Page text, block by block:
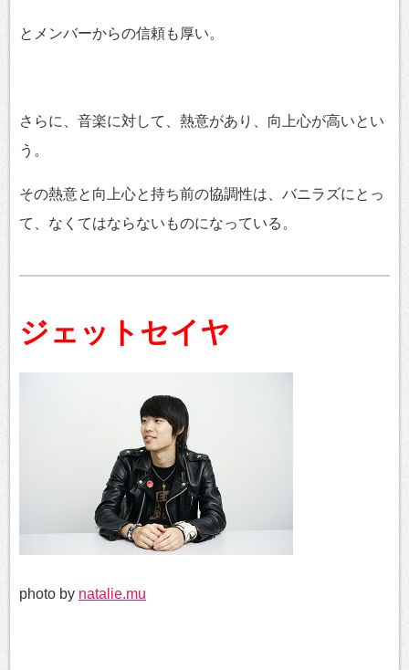
とメンバーからの信頼も厚い。
さらに、音楽に対して、熱意があり、向上心が高いとい
う。
その熱意と向上心と持ち前の協調性は、バニラズにとっ
て、なくてはならないものになっている。
ジェットセイヤ
photo by natalie.mu